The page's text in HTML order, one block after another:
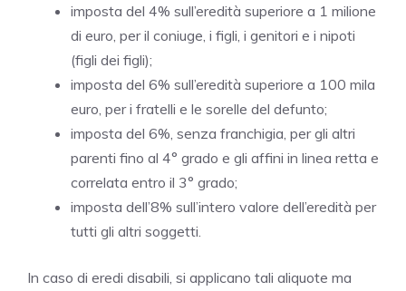
imposta del 4% sull’eredità superiore a 1 milione
di euro, per il coniuge, i figli, i genitori e i nipoti
(figli dei figli);
imposta del 6% sull’eredità superiore a 100 mila
euro, per i fratelli e le sorelle del defunto;
imposta del 6%, senza franchigia, per gli altri
parenti fino al 4° grado e gli affini in linea retta e
correlata entro il 3° grado;
imposta dell’8% sull’intero valore dell’eredità per
tutti gli altri soggetti.
In caso di eredi disabili, si applicano tali aliquote ma